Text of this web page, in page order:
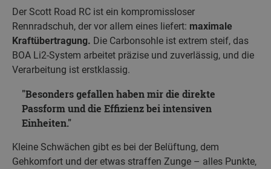
Der Scott Road RC ist ein kompromissloser
Rennradschuh, der vor allem eines liefert: maximale
Kraftübertragung. Die Carbonsohle ist extrem steif, das
BOA Li2‑System arbeitet präzise und zuverlässig, und die
Verarbeitung ist erstklassig.
Besonders gefallen haben mir die direkte
Passform und die Effizienz bei intensiven
Einheiten.
Kleine Schwächen gibt es bei der Belüftung, dem
Gehkomfort und der etwas straffen Zunge – alles Punkte,